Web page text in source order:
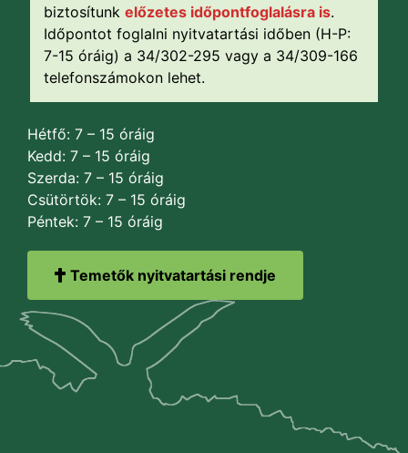
biztosítunk előzetes időpontfoglalásra is.
Időpontot foglalni nyitvatartási időben (H-P:
7-15 óráig) a 34/302-295 vagy a 34/309-166
telefonszámokon lehet.
Hétfő: 7 – 15 óráig
Kedd: 7 – 15 óráig
Szerda: 7 – 15 óráig
Csütörtök: 7 – 15 óráig
Péntek: 7 – 15 óráig
Temetők nyitvatartási rendje